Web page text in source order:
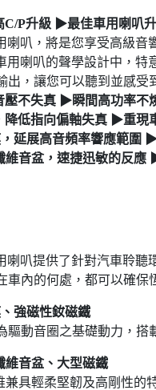
C/P升級 ▶最佳車用喇叭
喇叭，將是您享受高級
用喇叭的聲學設計中，
出，讓您可以聽到並感受
壓不失真 ▶瞬間高功率不
降低指向偏軸失真 ▶重現
延展高音頻率響應範圍
維音盆，速捷迅敏的反應
喇叭提供了針對汽車聆
車內的何處，都可以確保
強磁性釹磁鐵
驅動音圈之基礎動力，搭
維音盆、大型磁鐵
兼具輕柔堅韌及高剛性的